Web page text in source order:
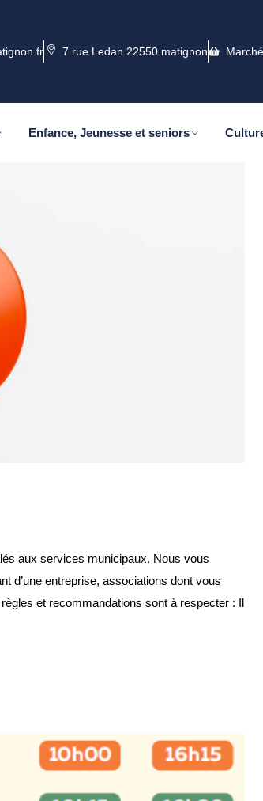
7 rue Ledan 22550 matignon
Enfance, Jeunesse et seniors
aux services municipaux. Nous vous
d’une entreprise, associations dont vous
et recommandations sont à respecter : Il